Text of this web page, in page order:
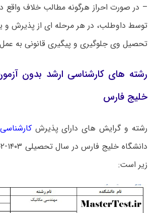
– در صورت احراز هرگونه مطالب خلاف واقع
توسط داوطلب، در هر مرحله ای از پذیرش و
تحصیل وی جلوگیری و پیگیری قانونی به
خلیج فارس
رشته و گرایش های دارای پذیرش
زیر است: